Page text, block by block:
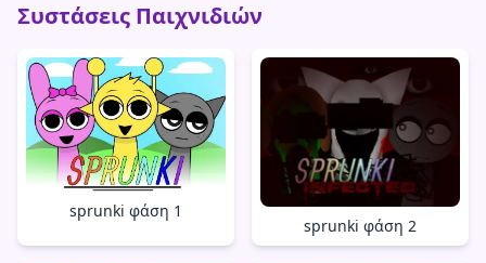
Συστάσεις Παιχνιδιών
sprunki φάση 1
sprunki φάση 2